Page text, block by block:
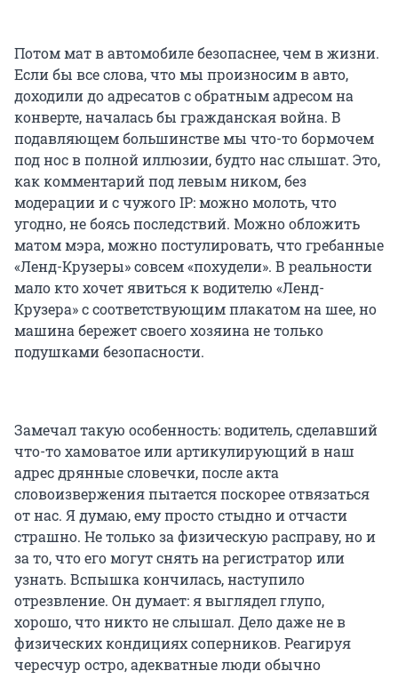
Потом мат в автомобиле безопаснее, чем в жизни.
Если бы все слова, что мы произносим в авто,
доходили до адресатов с обратным адресом на
конверте, началась бы гражданская война. В
подавляющем большинстве мы что-то бормочем
под нос в полной иллюзии, будто нас слышат. Это,
как комментарий под левым ником, без
модерации и с чужого IP: можно молоть, что
угодно, не боясь последствий. Можно обложить
матом мэра, можно постулировать, что гребанные
«Ленд-Крузеры» совсем «похудели». В реальности
мало кто хочет явиться к водителю «Ленд-
Крузера» с соответствующим плакатом на шее, но
машина бережет своего хозяина не только
подушками безопасности.
Замечал такую особенность: водитель, сделавший
что-то хамоватое или артикулирующий в наш
адрес дрянные словечки, после акта
словоизвержения пытается поскорее отвязаться
от нас. Я думаю, ему просто стыдно и отчасти
страшно. Не только за физическую расправу, но и
за то, что его могут снять на регистратор или
узнать. Вспышка кончилась, наступило
отрезвление. Он думает: я выглядел глупо,
хорошо, что никто не слышал. Дело даже не в
физических кондициях соперников. Реагируя
чересчур остро, адекватные люди обычно